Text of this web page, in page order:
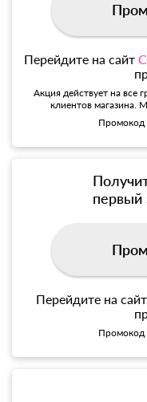
Перейдите на сайт
Акция действует на все
клиентов магазина.
Промокод
первый
Перейдите на сайт
Промокод